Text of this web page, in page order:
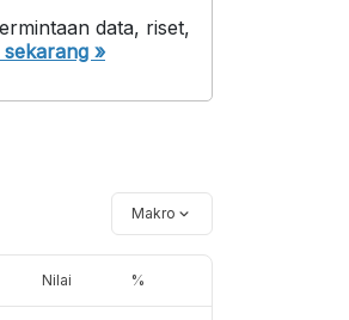
data, riset,
»
Makro
Nilai %